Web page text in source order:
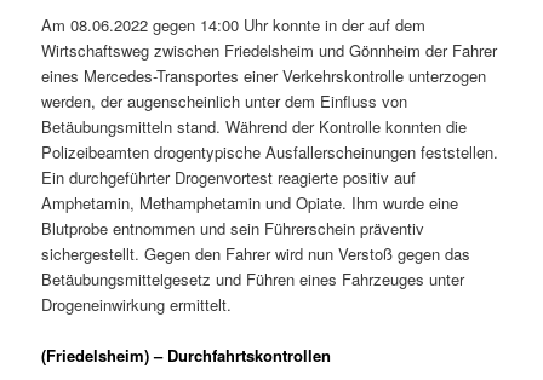
Am 08.06.2022 gegen 14:00 Uhr konnte in der auf dem
Wirtschaftsweg zwischen Friedelsheim und Gönnheim der Fahrer
eines Mercedes-Transportes einer Verkehrskontrolle unterzogen
werden, der augenscheinlich unter dem Einfluss von
Betäubungsmitteln stand. Während der Kontrolle konnten die
Polizeibeamten drogentypische Ausfallerscheinungen feststellen.
Ein durchgeführter Drogenvortest reagierte positiv auf
Amphetamin, Methamphetamin und Opiate. Ihm wurde eine
Blutprobe entnommen und sein Führerschein präventiv
sichergestellt. Gegen den Fahrer wird nun Verstoß gegen das
Betäubungsmittelgesetz und Führen eines Fahrzeuges unter
Drogeneinwirkung ermittelt.
(Friedelsheim) – Durchfahrtskontrollen